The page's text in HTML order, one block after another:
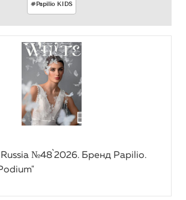
#Papilio KIDS
№48`2026. Бренд Papilio.